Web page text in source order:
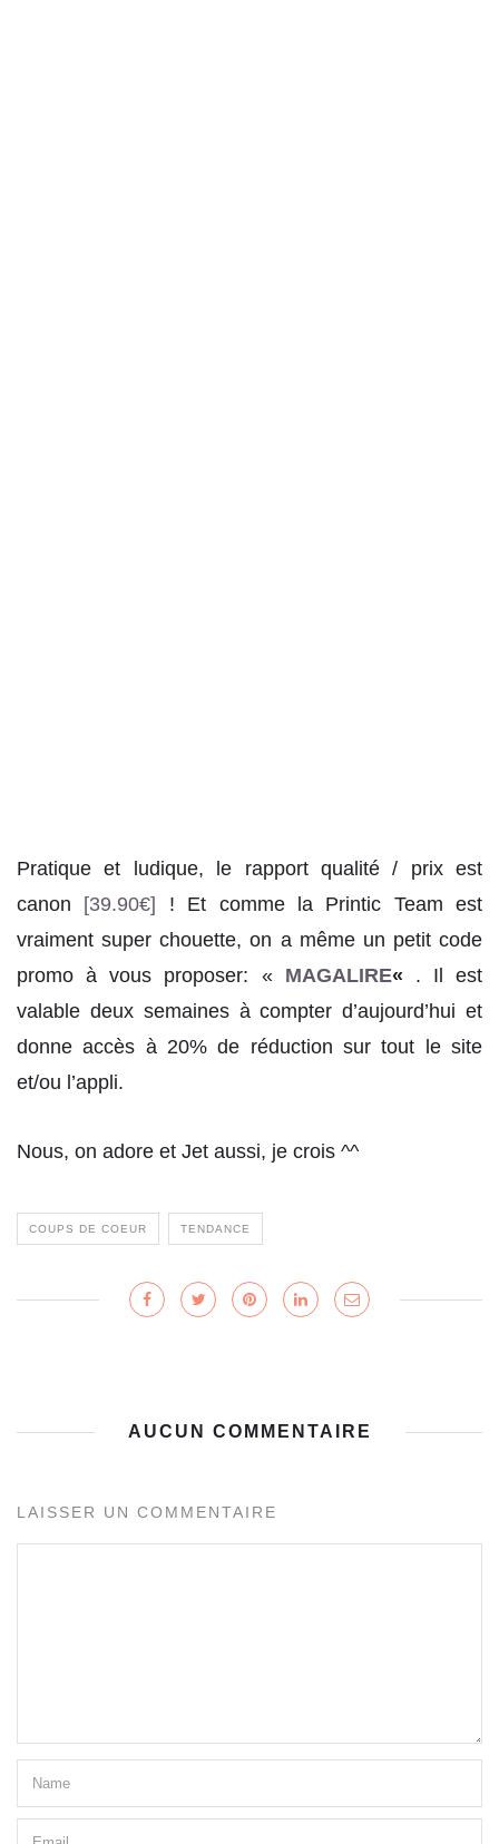
Pratique et ludique, le rapport qualité / prix est
canon [39.90€]
! Et comme la Printic Team est
vraiment super chouette, on a même un petit code
promo à vous proposer: « MAGALIRE« . Il est
valable deux semaines à compter d’aujourd’hui et
donne accès à 20% de réduction sur tout le site
et/ou l’appli.
Nous, on adore et Jet aussi, je crois ^^
COUPS DE COEUR TENDANCE
AUCUN COMMENTAIRE
LAISSER UN COMMENTAIRE